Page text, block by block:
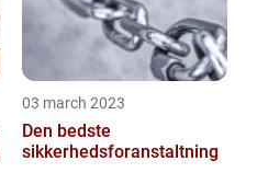
03 march 2023
Den bedste
sikkerhedsforanstaltning